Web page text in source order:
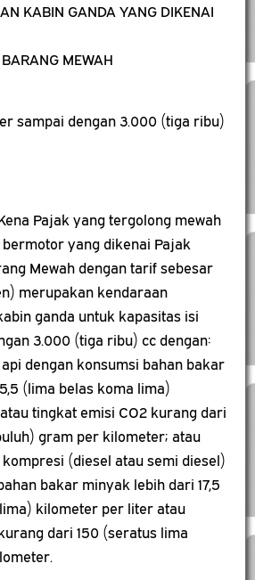
KABIN GANDA YANG DIKENAI
MEWAH
sampai dengan 3.000 (tiga ribu)
Pajak yang tergolong mewah
yang dikenai Pajak
Mewah dengan tarif sebesar
merupakan kendaraan
ganda untuk kapasitas isi
3.000 (tiga ribu) cc dengan:
dengan konsumsi bahan bakar
(lima belas koma lima)
tingkat emisi CO2 kurang dari
gram per kilometer; atau
(diesel atau semi diesel)
bakar minyak lebih dari 17,5
kilometer per liter atau
dari 150 (seratus lima